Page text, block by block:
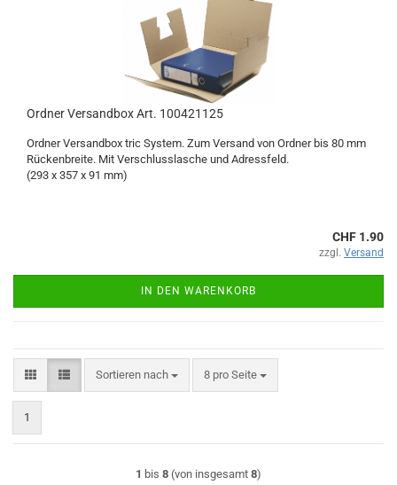
Ordner Versandbox Art. 100421125
Ordner Versandbox tric System. Zum Versand von Ordner bis 80 mm
Rückenbreite. Mit Verschlusslasche und Adressfeld.
(293 x 357 x 91 mm)
CHF 1.90
zzgl. Versand
IN DEN WARENKORB
Sortieren nach
Sortieren nach 8 pro Seite
pro Seite
1
1 bis 8 (von insgesamt 8)